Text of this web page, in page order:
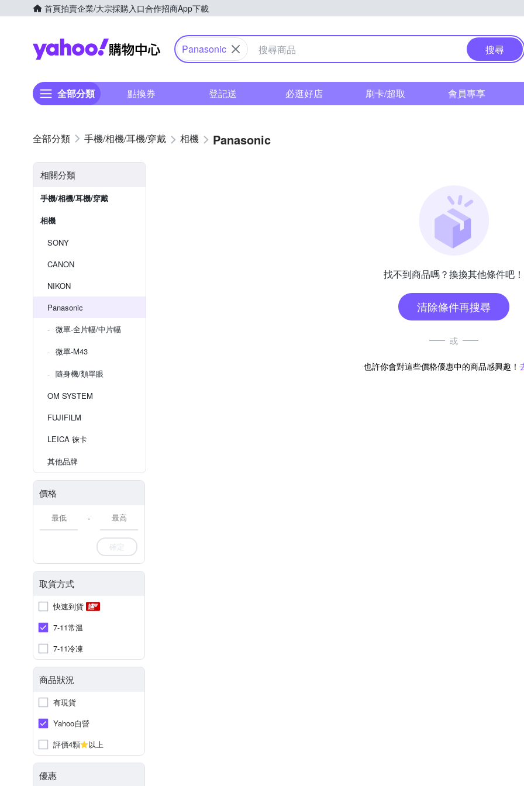
首頁拍賣企業/大宗採購入口合作招商App下載
Yahoo購物中心
Panasonic 搜尋
全部分類 點換券 登記送 必逛好店 刷卡/超取 會員專享
手機/相機/耳機/穿戴 相機 Panasonic
相關分類
手機/相機/耳機/穿戴
相機
SONY
CANON
NIKON
Panasonic
微單-全片幅/中片幅
微單-M43
隨身機/類單眼
OM SYSTEM
FUJIFILM
LEICA 徠卡
其他品牌
價格
-
確定
取貨方式
快速到貨
7-11常溫
7-11冷凍
商品狀況
有現貨
Yahoo自營
評價4顆
以上
優惠
找不到商品嗎？換換其他條件吧！
清除條件再搜尋
或
也許你會對這些價格優惠中的商品感興趣！